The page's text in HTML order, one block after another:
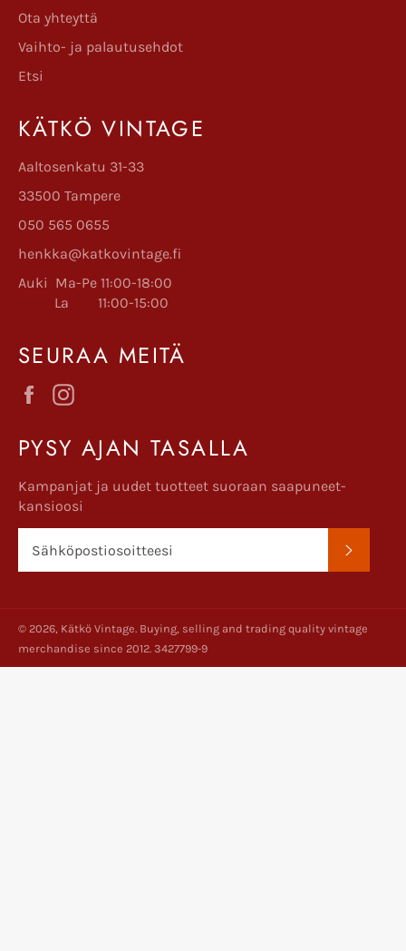
Ota yhteyttä
Vaihto- ja palautusehdot
Etsi
KÄTKÖ VINTAGE
Aaltosenkatu 31-33
33500 Tampere
050 565 0655
henkka@katkovintage.fi
Auki Ma-Pe 11:00-18:00
La 11:00-15:00
SEURAA MEITÄ
Facebook
PYSY AJAN TASALLA
Kampanjat ja uudet tuotteet suoraan saapuneet-
kansioosi
© 2026, Kätkö Vintage. Buying, selling and trading quality vintage
merchandise since 2012. 3427799-9